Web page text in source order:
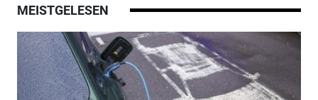
MEISTGELESEN